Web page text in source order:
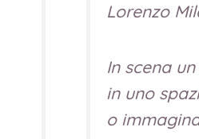
Lorenzo
In scena
in uno
o